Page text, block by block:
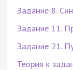
Задание 8.
Задание 11.
Задание 21.
Теория к